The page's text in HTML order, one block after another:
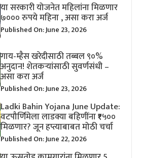
या सरकारी योजनेत महिलांना मिळणार
७००० रुपये महिना , असा करा अर्ज
Published On: June 23, 2026
गाय-म्हैस खरेदीसाठी तब्बल ९०%
अनुदान! शेतकऱ्यांसाठी सुवर्णसंधी –
असा करा अर्ज
Published On: June 23, 2026
Ladki Bahin Yojana June Update:
वटपौर्णिमेला लाडक्या बहिणींना ₹१५००
मिळणार? जून हप्त्याबाबत मोठी चर्चा
Published On: June 22, 2026